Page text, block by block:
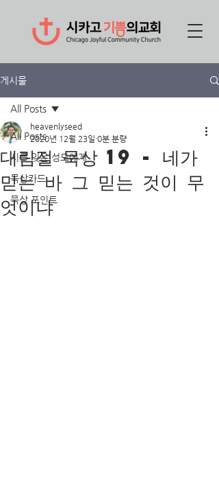
게시물
All Posts
시를 잊은 성도에게
묵상카드
묵상 포인트
All Posts
대림절 묵상 19 - 네가
믿는 바 그 믿는 것이 무
엇이냐
heavenlyseed
2020년 12월 23일 0분 분량